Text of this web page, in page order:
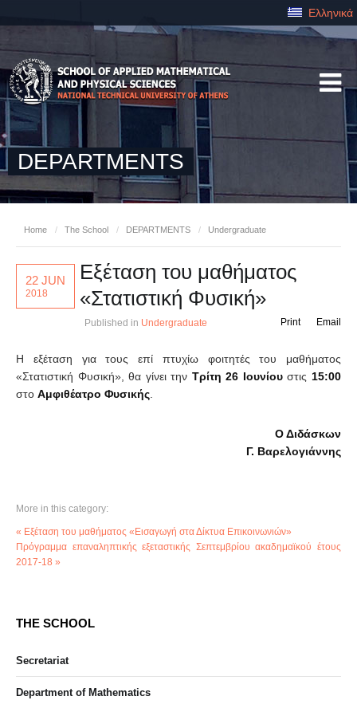
Ελληνικά
DEPARTMENTS
Home / The School / DEPARTMENTS / Undergraduate
22 JUN
2018
Εξέταση του μαθήματος
«Στατιστική Φυσική»
Published in Undergraduate Email
Print
Η εξέταση για τους επί πτυχίω φοιτητές του μαθήματος
«Στατιστική Φυσική», θα γίνει την Τρίτη 26 Ιουνίουστις 15:00
στο Αμφιθέατρο Φυσικής
Ο Διδάσκων
Γ. Βαρελογιάννης
More in this category:
« Εξέταση του μαθήματος «Εισαγωγή στα Δίκτυα Επικοινωνιών»
Πρόγραμμα επαναληπτικής εξεταστικής Σεπτεμβρίου ακαδημαϊκού έτους
2017-18 »
THE SCHOOL
Secretariat
Department of Mathematics